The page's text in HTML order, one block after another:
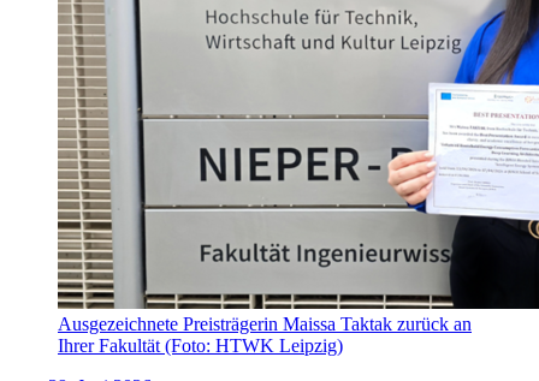
Ausgezeichnete Preisträgerin Maissa Taktak zurück an
Ihrer Fakultät (Foto: HTWK Leipzig)